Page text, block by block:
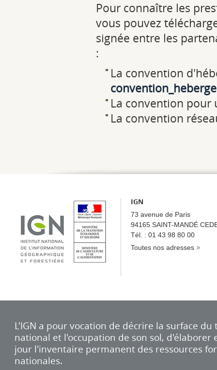
Pour connaître les
vous pouvez
signée entre les
:
La convention
La convention
La convention
IGN
73 avenue de Paris
94165 SAINT-MANDÉ
Tél. : 01 43 98 80 00
Toutes nos adresses
L'IGN a pour vocation de décrire la surface
national et l'occupation de son sol, d'élaborer
jour l'inventaire permanent des ressources
nationales.